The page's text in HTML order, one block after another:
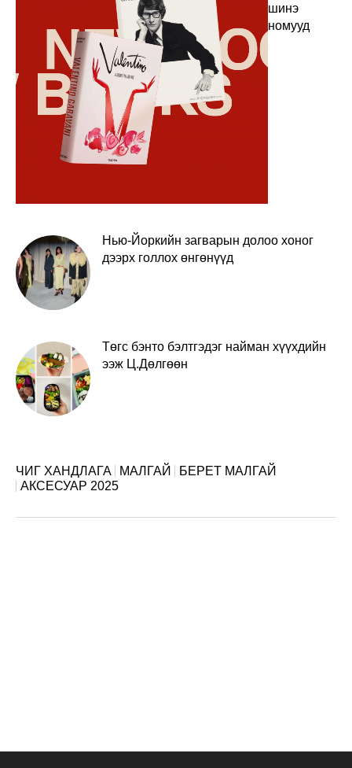
шинэ
номууд
Нью-Йоркийн загварын долоо хоног
дээрх голлох өнгөнүүд
Төгс бэнто бэлтгэдэг найман хүүхдийн
ээж Ц.Дөлгөөн
ЧИГ ХАНДЛАГА МАЛГАЙ
БЕРЕТ МАЛГАЙ
АКСЕСУАР 2025